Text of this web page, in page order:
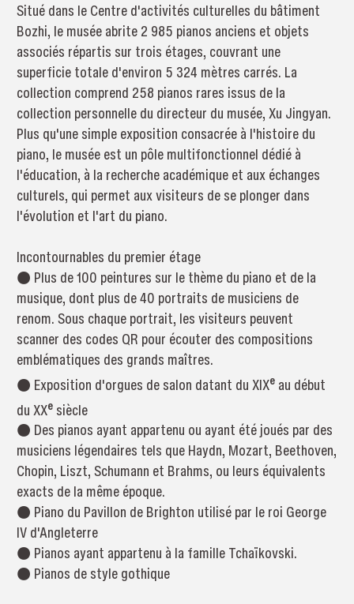
Situé dans le Centre d'activités culturelles du bâtiment
Bozhi, le musée abrite 2 985 pianos anciens et objets
associés répartis sur trois étages, couvrant une
superficie totale d'environ 5 324 mètres carrés. La
collection comprend 258 pianos rares issus de la
collection personnelle du directeur du musée, Xu Jingyan.
Plus qu'une simple exposition consacrée à l'histoire du
piano, le musée est un pôle multifonctionnel dédié à
l'éducation, à la recherche académique et aux échanges
culturels, qui permet aux visiteurs de se plonger dans
l'évolution et l'art du piano.
Incontournables du premier étage
● Plus de 100 peintures sur le thème du piano et de la
musique, dont plus de 40 portraits de musiciens de
renom. Sous chaque portrait, les visiteurs peuvent
scanner des codes QR pour écouter des compositions
emblématiques des grands maîtres.
● Exposition d'orgues de salon datant du XIXeau début
du XXesiècle
● Des pianos ayant appartenu ou ayant été joués par des
musiciens légendaires tels que Haydn, Mozart, Beethoven,
Chopin, Liszt, Schumann et Brahms, ou leurs équivalents
exacts de la même époque.
● Piano du Pavillon de Brighton utilisé par le roi George
IV d'Angleterre
● Pianos ayant appartenu à la famille Tchaïkovski.
● Pianos de style gothique